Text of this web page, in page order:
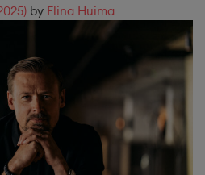
by Elina Huima